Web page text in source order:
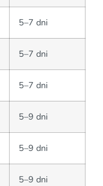
5–7 dni
5–7 dni
5–7 dni
5–9 dni
5–9 dni
5–9 dni